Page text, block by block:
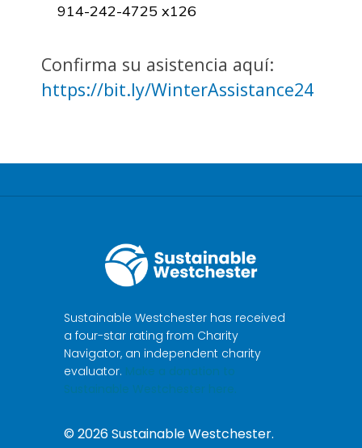
914-242-4725 x126
Confirma su asistencia aquí:
https://bit.ly/WinterAssistance24
Sustainable Westchester has received
a four-star rating from Charity
Navigator, an independent charity
evaluator. Make a donation to
Sustainable Westchester here.
©2026Sustainable Westchester.